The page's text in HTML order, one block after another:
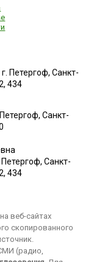
Петергоф, Санкт-
434
Санкт-
Петергоф, Санкт-
434
веб-сайтах
скопированного
(радио,